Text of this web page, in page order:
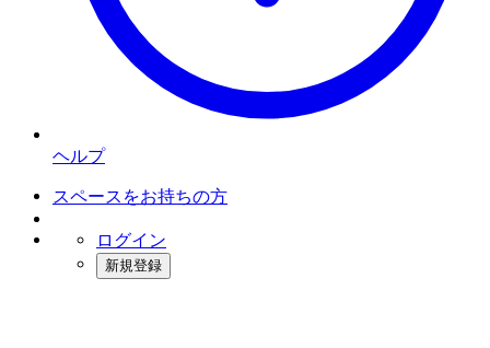
ヘルプ
スペースをお持ちの方
ログイン
新規登録